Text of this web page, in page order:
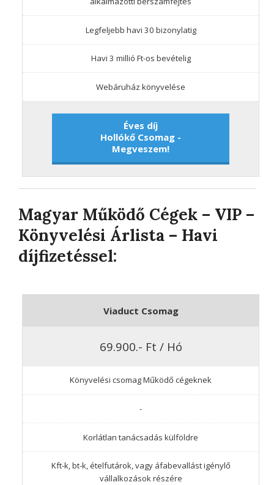
Legfeljebb havi 30 bizonylatig
Havi 3 millió Ft-os bevételig
Webáruház könyvelése
Éves díj
Hollókő Csomag -
Megveszem!
Magyar Működő Cégek – VIP –
Könyvelési Árlista – Havi
díjfizetéssel:
Viaduct Csomag
69.900.- Ft / Hó
Könyvelési csomag Működő cégeknek
-
Korlátlan tanácsadás külföldre
Kft-k, bt-k, ételfutárok, vagy áfabevallást igénylő
vállalkozások részére